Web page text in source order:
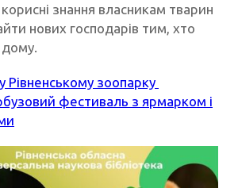
знання власникам тварин
нових господарів тим, хто
у Рівненському зоопарку
фестиваль з ярмарком і